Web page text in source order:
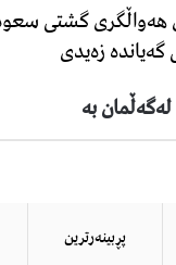
گشتی
گەیاندە زەیدی
بە
پڕبینەرترین